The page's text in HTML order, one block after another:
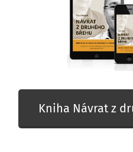
Kniha Návrat z